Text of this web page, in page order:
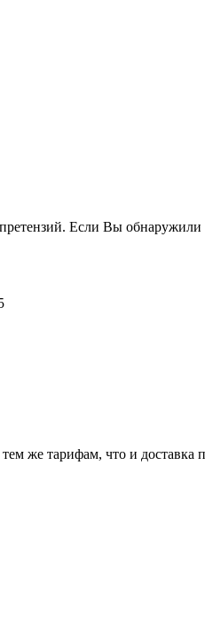
Если Вы обнаружили
же тарифам, что и доставка